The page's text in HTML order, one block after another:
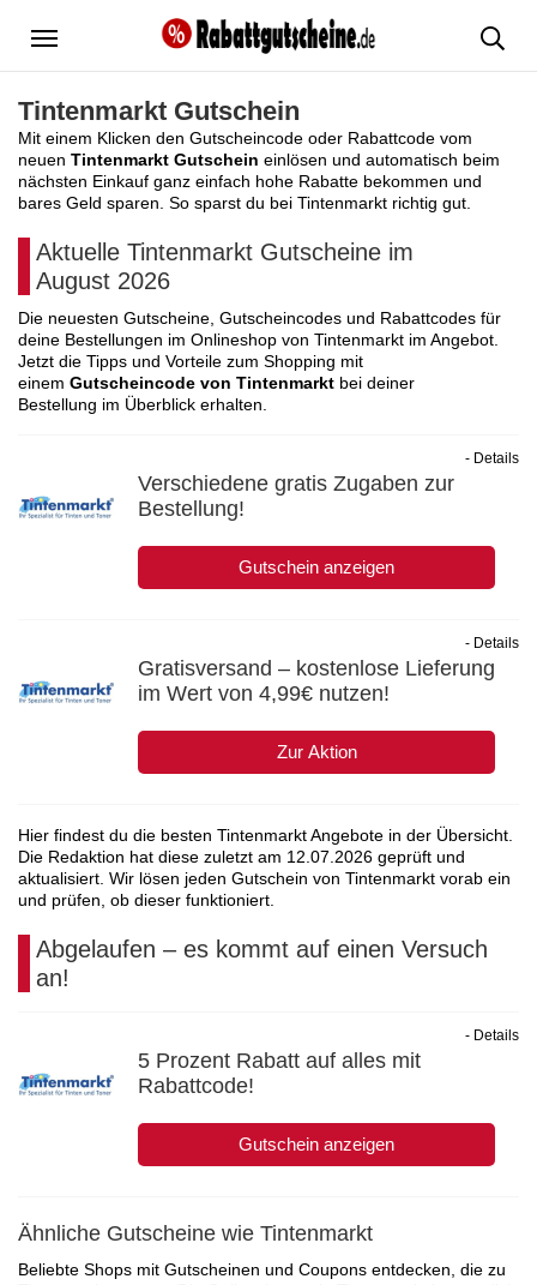
Menü
Tintenmarkt Gutschein
Mit einem Klicken den Gutscheincode oder Rabattcode vom
neuen Tintenmarkt Gutschein einlösen und automatisch beim
nächsten Einkauf ganz einfach hohe Rabatte bekommen und
bares Geld sparen. So sparst du bei Tintenmarkt richtig gut.
Aktuelle Tintenmarkt Gutscheine im
August 2026
Die neuesten Gutscheine, Gutscheincodes und Rabattcodes für
deine Bestellungen im Onlineshop von Tintenmarkt im Angebot.
Jetzt die Tipps und Vorteile zum Shopping mit
einem Gutscheincode von Tintenmarkt bei deiner
Bestellung im Überblick erhalten.
Verschiedene gratis Zugaben zur
Bestellung!
Gutschein anzeigen
- Details
Gratisversand – kostenlose Lieferung
im Wert von 4,99€ nutzen!
Zur Aktion
- Details
Hier findest du die besten Tintenmarkt Angebote in der Übersicht.
Die Redaktion hat diese zuletzt am 12.07.2026 geprüft und
aktualisiert. Wir lösen jeden Gutschein von Tintenmarkt vorab ein
und prüfen, ob dieser funktioniert.
Abgelaufen – es kommt auf einen Versuch
an!
5 Prozent Rabatt auf alles mit
Rabattcode!
Gutschein anzeigen
- Details
Ähnliche Gutscheine wie Tintenmarkt
Beliebte Shops mit Gutscheinen und Coupons entdecken, die zu